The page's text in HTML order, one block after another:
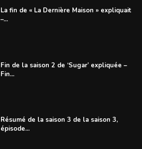
La fin de « La Dernière Maison » expliquait
–...
Fin de la saison 2 de ‘Sugar’ expliquée –
Fin...
Résumé de la saison 3 de la saison 3,
épisode...